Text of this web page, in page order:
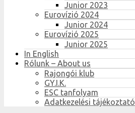
Junior 2023
Eurovízió 2024
Junior 2024
Eurovízió 2025
Junior 2025
In English
Rólunk – About us
Rajongói klub
GY.I.K.
ESC tanfolyam
Adatkezelési tájékoztató